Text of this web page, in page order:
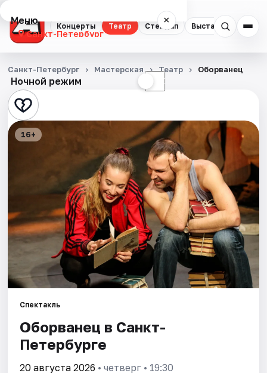
Концерты Театр Стендап Выставки
Меню ×
Санкт-Петербург
Концерты
Театр
Стендап
Спорт
События
Площадки
Артисты
Ночной режим ☾
Санкт-Петербург Мастерская Театр Оборванец
16+
Спектакль
Оборванец в Санкт-
Петербурге
20 августа 2026 • четверг • 19:30